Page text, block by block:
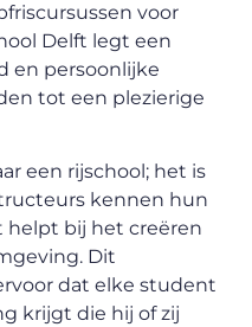
voor
Delft legt een
en persoonlijke
tot een plezierige
een rijschool; het is
kennen hun
helpt bij het creëren
Dit
dat elke student
krijgt die hij of zij